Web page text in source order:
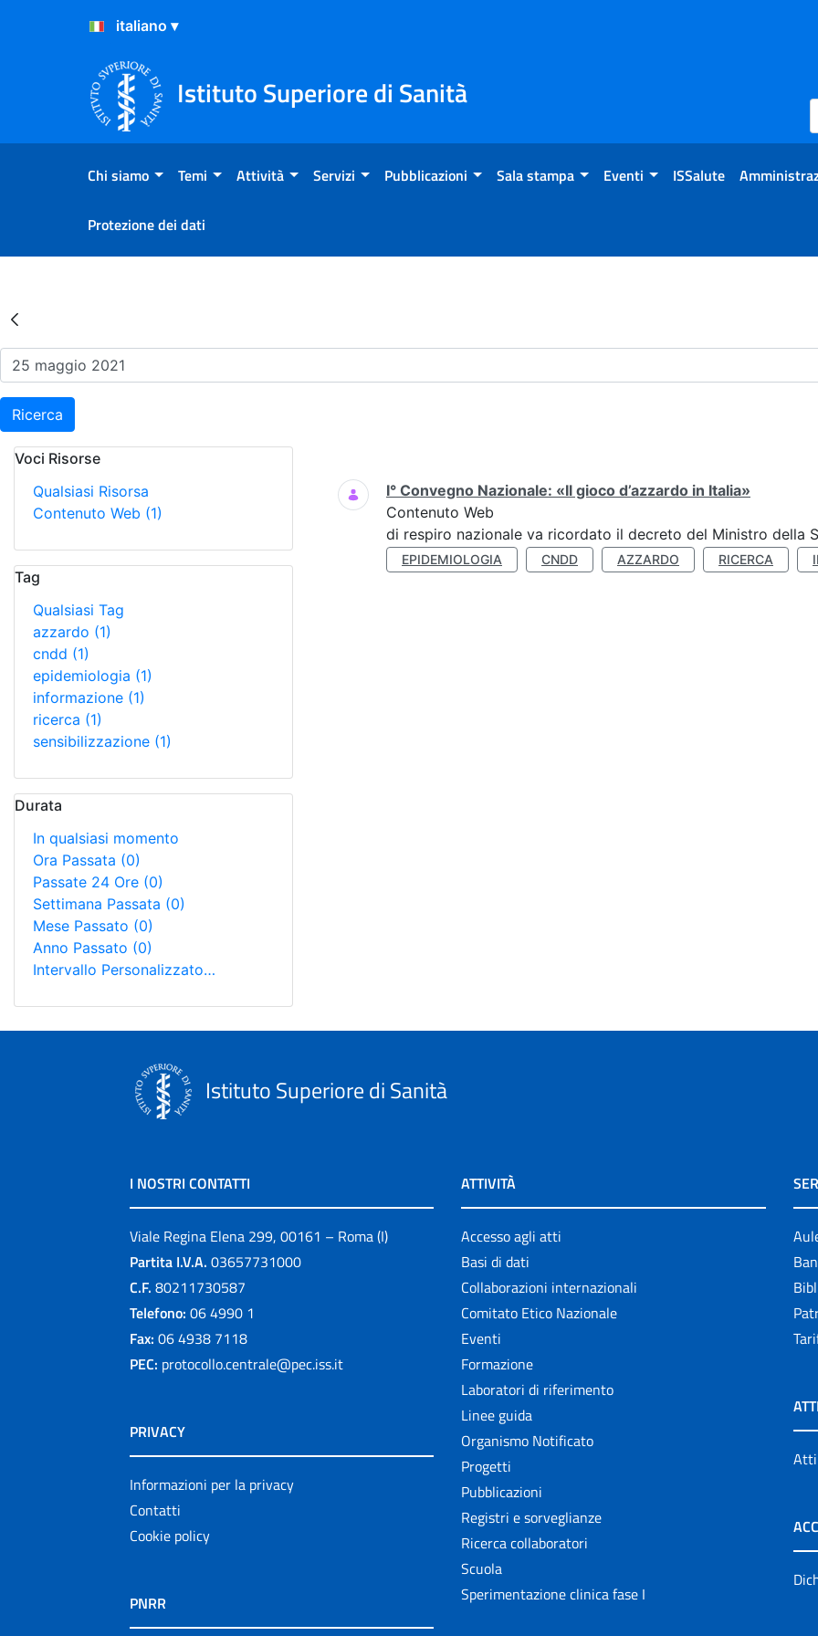
Salta al Contenuto
Salta al Footer
Istituto Superiore di Sanità
Chi siamo Temi Attività Servizi Pubblicazioni Sala stampa Eventi ISSalute
Protezione dei dati
Risultati della Ricerca - Eventi
Ricerca
Voci Risorse
Qualsiasi Risorsa
Contenuto Web (1)
Tag
Qualsiasi Tag
azzardo (1)
cndd (1)
epidemiologia (1)
informazione (1)
ricerca (1)
sensibilizzazione (1)
Durata
In qualsiasi momento
Ora Passata (0)
Passate 24 Ore (0)
Settimana Passata (0)
Mese Passato (0)
Anno Passato (0)
Intervallo Personalizzato…
Ricerca
I° Convegno Nazionale: «Il gioco d’azzardo in Italia»
Contenuto Web
di respiro nazionale va ricordato il decreto del Ministro della
EPIDEMIOLOGIA CNDD AZZARDO RICERCA
Istituto Superiore di Sanità
I NOSTRI CONTATTI
Viale Regina Elena 299, 00161 – Roma (I)
Partita I.V.A. 03657731000
C.F. 80211730587
Telefono: 06 4990 1
Fax: 06 4938 7118
PEC: protocollo.centrale@pec.iss.it
PRIVACY
Informazioni per la privacy
Contatti
Cookie policy
PNRR
ATTIVITÀ
Accesso agli atti
Basi di dati
Collaborazioni internazionali
Comitato Etico Nazionale
Eventi
Formazione
Laboratori di riferimento
Linee guida
Organismo Notificato
Progetti
Pubblicazioni
Registri e sorveglianze
Ricerca collaboratori
Scuola
Sperimentazione clinica fase I
Atti